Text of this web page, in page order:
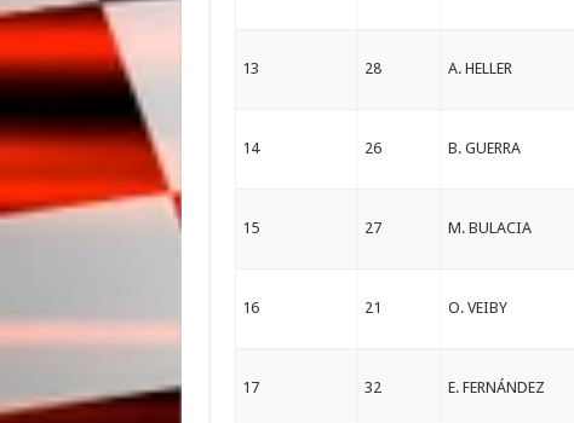
13 28 A. HELLER
14 26 B. GUERRA
15 27 M. BULACIA
16 21 O. VEIBY
17 32 E. FERNÁNDEZ